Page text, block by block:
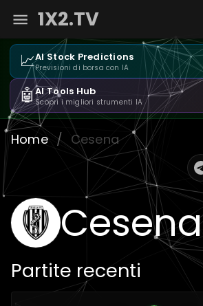
1X2.TV
📈AI Stock Predictions
Previsioni di borsa con IA
🤖AI Tools Hub
Scopri i migliori strumenti IA
Home / Cesena
Cesena
Partite recenti